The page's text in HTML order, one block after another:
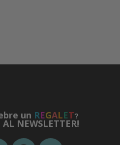
un REGALET?
NEWSLETTER!